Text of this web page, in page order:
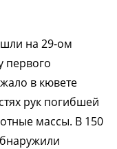
на 29-ом
первого
в кювете
рук погибшей
массы. В 150